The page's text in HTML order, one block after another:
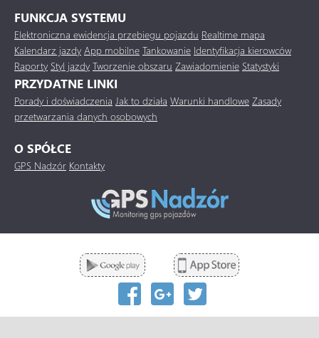
FUNKCJA SYSTEMU
Elektroniczna ewidencja przebiegu pojazdu Realtime mapa
Kalendarz jazdy App mobilne Tankowanie Identyfikacja kierowców
Raporty Styl jazdy Tworzenie obszaru Zawiadomienie Statystyki
PRZYDATNE LINKI
Porady i doświadczenia Jak to działa Warunki handlowe Zasady
przetwarzania danych osobowych
O SPÓŁCE
GPS Nadzór Kontakty